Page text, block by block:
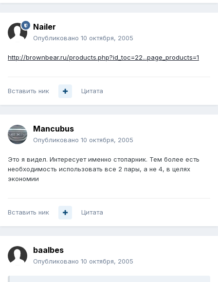
Nailer
Опубликовано 10 октября, 2005
http://brownbear.ru/products.php?id_toc=22...page_products=1
Вставить ник Цитата
Mancubus
Опубликовано 10 октября, 2005
Это я видел. Интересует именно стопарник. Тем более есть
необходимость использовать все 2 пары, а не 4, в целях
экономии
Вставить ник Цитата
baalbes
Опубликовано 10 октября, 2005